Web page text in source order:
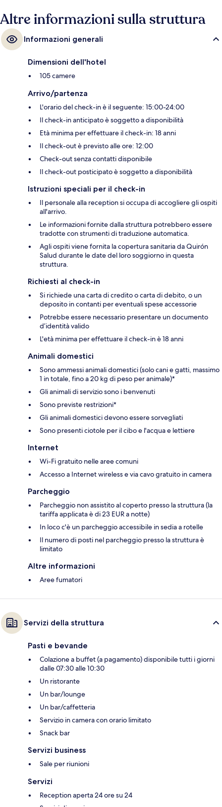
Altre informazioni sulla struttura
Informazioni generali
Dimensioni dell'hotel
105 camere
Arrivo/partenza
L'orario del check-in è il seguente: 15:00-24:00
Il check-in anticipato è soggetto a disponibilità
Età minima per effettuare il check-in: 18 anni
Il check-out è previsto alle ore: 12:00
Check-out senza contatti disponibile
Il check-out posticipato è soggetto a disponibilità
Istruzioni speciali per il check-in
Il personale alla reception si occupa di accogliere gli ospiti
all'arrivo.
Le informazioni fornite dalla struttura potrebbero essere
tradotte con strumenti di traduzione automatica.
Agli ospiti viene fornita la copertura sanitaria da Quirón
Salud durante le date del loro soggiorno in questa
struttura.
Richiesti al check-in
Si richiede una carta di credito o carta di debito, o un
deposito in contanti per eventuali spese accessorie
Potrebbe essere necessario presentare un documento
d’identità valido
L'età minima per effettuare il check-in è 18 anni
Animali domestici
Sono ammessi animali domestici (solo cani e gatti, massimo
1 in totale, fino a 20 kg di peso per animale)*
Gli animali di servizio sono i benvenuti
Sono previste restrizioni*
Gli animali domestici devono essere sorvegliati
Sono presenti ciotole per il cibo e l'acqua e lettiere
Internet
Wi-Fi gratuito nelle aree comuni
Accesso a Internet wireless e via cavo gratuito in camera
Parcheggio
Parcheggio non assistito al coperto presso la struttura (la
tariffa applicata è di 23 EUR a notte)
In loco c'è un parcheggio accessibile in sedia a rotelle
Il numero di posti nel parcheggio presso la struttura è
limitato
Altre informazioni
Aree fumatori
Servizi della struttura
Pasti e bevande
Colazione a buffet (a pagamento) disponibile tutti i giorni
dalle 07:30 alle 10:30
Un ristorante
Un bar/lounge
Un bar/caffetteria
Servizio in camera con orario limitato
Snack bar
Servizi business
Sale per riunioni
Servizi
Reception aperta 24 ore su 24